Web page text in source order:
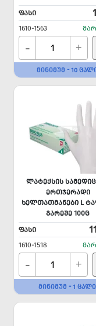
ᲤᲐᲡᲘ
1610-1563
- +
ᲛᲘᲜᲘᲛᲣᲛ - 10
ᲚᲐᲢᲔᲥᲡᲘᲡ
ᲔᲠᲗᲯᲔᲠᲐᲓᲘ
ᲮᲔᲚᲗᲐᲗᲛᲐᲜᲔᲑᲘ L
ᲒᲐᲠᲔᲨᲔ 100Ც
ᲤᲐᲡᲘ
1610-1518
- +
ᲛᲘᲜᲘᲛᲣᲛ - 1 ᲪᲐᲚᲘ